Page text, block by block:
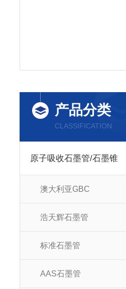
产品分类
CLASSIFICATION
原子吸收石墨管/石墨锥
澳大利亚GBC
浩天辉石墨管
标准石墨管
AAS石墨管